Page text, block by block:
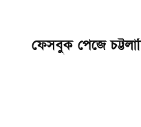
ফেসবুক পেজে